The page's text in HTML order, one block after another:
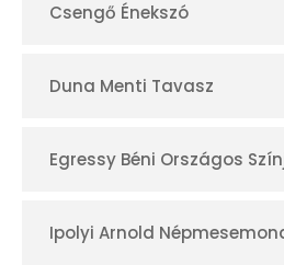
Csengő Énekszó
Duna Menti Tavasz
Egressy Béni Országos
Ipolyi Arnold